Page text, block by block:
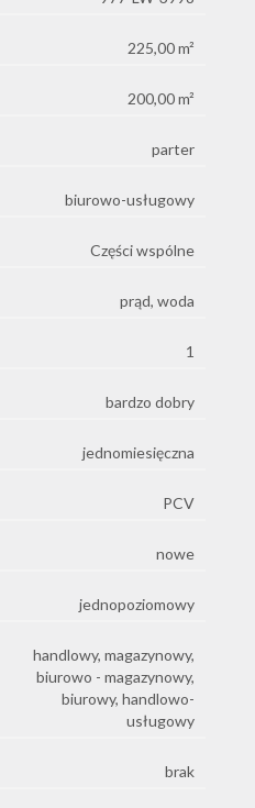
225,00 m²
200,00 m²
parter
biurowo-usługowy
Części wspólne
prąd, woda
1
bardzo dobry
jednomiesięczna
PCV
nowe
jednopoziomowy
handlowy, magazynowy,
biurowo - magazynowy,
biurowy, handlowo-
usługowy
brak